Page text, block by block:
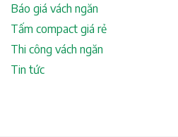
Báo giá vách ngăn
Tấm compact giá rẻ
Thi công vách ngăn
Tin tức